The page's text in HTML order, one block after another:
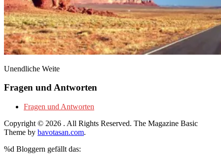
Unendliche Weite
Fragen und Antworten
Fragen und Antworten
Copyright © 2026 . All Rights Reserved. The Magazine Basic
Theme by bavotasan.com.
%d Bloggern gefällt das: